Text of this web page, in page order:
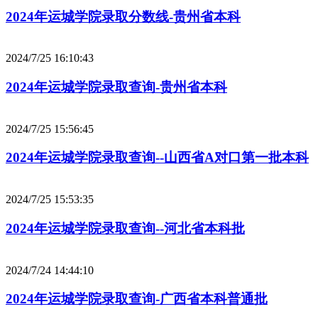
2024年运城学院录取分数线-贵州省本科
2024/7/25 16:10:43
2024年运城学院录取查询-贵州省本科
2024/7/25 15:56:45
2024年运城学院录取查询--山西省A对口第一批本科
2024/7/25 15:53:35
2024年运城学院录取查询--河北省本科批
2024/7/24 14:44:10
2024年运城学院录取查询-广西省本科普通批